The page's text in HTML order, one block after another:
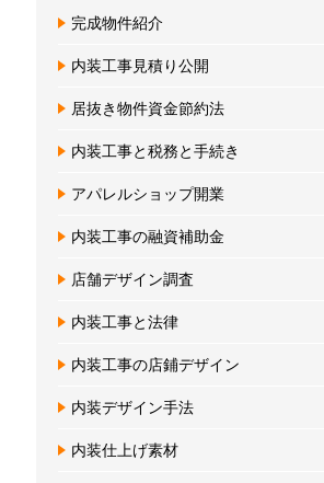
完成物件紹介
内装工事見積り公開
居抜き物件資金節約法
内装工事と税務と手続き
アパレルショップ開業
内装工事の融資補助金
店舗デザイン調査
内装工事と法律
内装工事の店鋪デザイン
内装デザイン手法
内装仕上げ素材